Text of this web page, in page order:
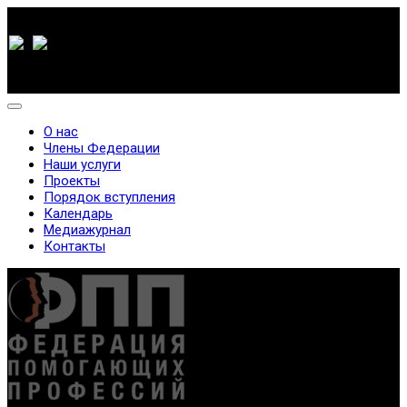
О нас
Члены Федерации
Наши услуги
Проекты
Порядок вступления
Календарь
Медиажурнал
Контакты